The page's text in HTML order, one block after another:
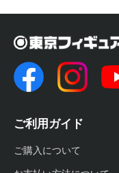
ご利用ガイド
ご購入について